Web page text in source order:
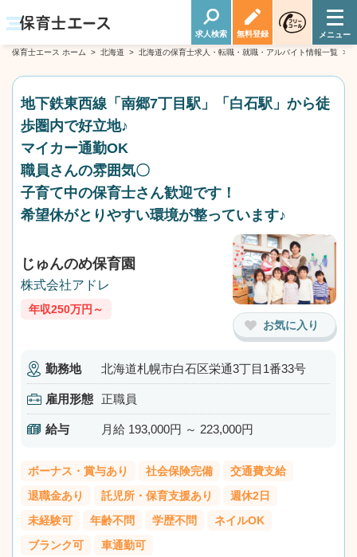
求人検索 無料登録
保育士エース ホーム > 北海道 > 北海道の保育士求人・転職・就職・アルバイト情報一覧 >
地下鉄東西線「南郷7丁目駅」「白石駅」から徒
歩圏内で好立地♪
マイカー通勤OK
職員さんの雰囲気〇
子育て中の保育士さん歓迎です！
希望休がとりやすい環境が整っています♪
お気に入り
じゅんのめ保育園
株式会社アドレ
年収250万円～
勤務地 北海道札幌市白石区栄通3丁目1番33号
雇用形態 正職員
給与 月給 193,000円 ～ 223,000円
ボーナス・賞与あり 社会保険完備
交通費支給
退職金あり
託児所・保育支援あり
週休2日
未経験可
年齢不問 学歴不問
ネイルOK
ブランク可
車通勤可